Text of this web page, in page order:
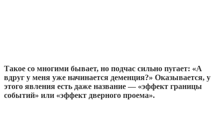
Такое со многими бывает, но подчас сильно пугает: «А
вдруг у меня уже начинается деменция?» Оказывается, у
этого явления есть даже название — «эффект границы
событий» или «эффект дверного проема».